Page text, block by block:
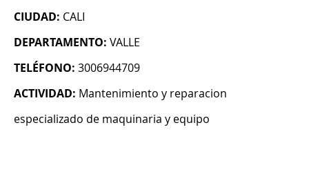
CIUDAD: CALI
DEPARTAMENTO: VALLE
TELÉFONO: 3006944709
ACTIVIDAD: Mantenimiento y reparacion
especializado de maquinaria y equipo